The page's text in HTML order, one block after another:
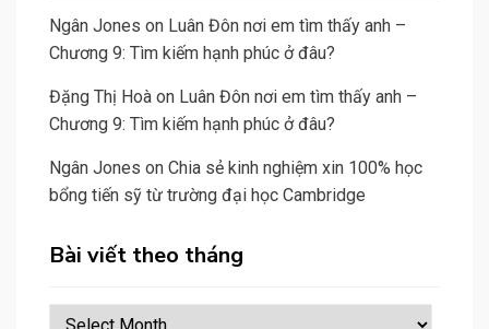
Ngân Jones on Luân Đôn nơi em tìm thấy anh –
Chương 9: Tìm kiếm hạnh phúc ở đâu?
Đặng Thị Hoà on Luân Đôn nơi em tìm thấy anh –
Chương 9: Tìm kiếm hạnh phúc ở đâu?
Ngân Jones on Chia sẻ kinh nghiệm xin 100% học
bổng tiến sỹ từ trường đại học Cambridge
Bài viết theo tháng
Bài